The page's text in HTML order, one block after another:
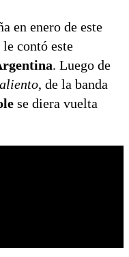
en enero de este
le contó este
. Luego de
, de la banda
se diera vuelta